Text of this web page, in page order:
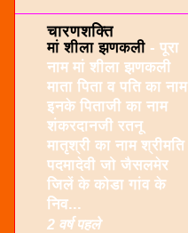
चारणशक्ति
मां शीला झणकली - पूरा
नाम मां शीला झणकली
माता पिता व पति का नाम
इनके पिताजी का नाम
शंकरदानजी रतनू
मातृश्री का नाम श्रीमति
पदमादेवी जो जैसलमेर
जिलें के कोडा गांव के
निव...
2 वर्ष पहले